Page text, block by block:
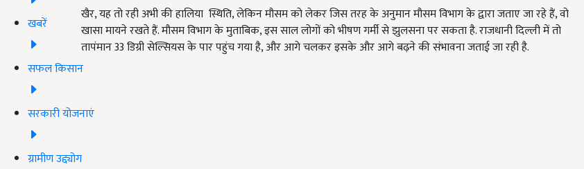
खबरें
सफल किसान
सरकारी योजनाएं
ग्रामीण उद्द्योग
खैर, यह तो रही अभी की हालिया स्थिति, लेकिन मौसम को लेकर जिस तरह के अनुमान मौसम विभाग के द्वारा जताए जा रहे हैं, वो
खासा मायने रखते हैं. मौसम विभाग के मुताबिक, इस साल लोगों को भीषण गर्मी से झुलसना पर सकता है. राजधानी दिल्ली में तो
तापंमान 33 डिग्री सेल्सियस के पार पहुंच गया है, और आगे चलकर इसके और आगे बढ़ने की संभावना जताई जा रही है.